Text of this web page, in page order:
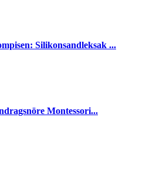
Silikonsandleksak ...
Montessori...